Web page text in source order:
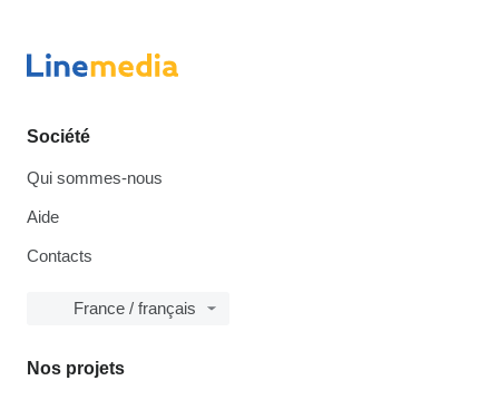
Société
Qui sommes-nous
Aide
Contacts
France / français
Nos projets